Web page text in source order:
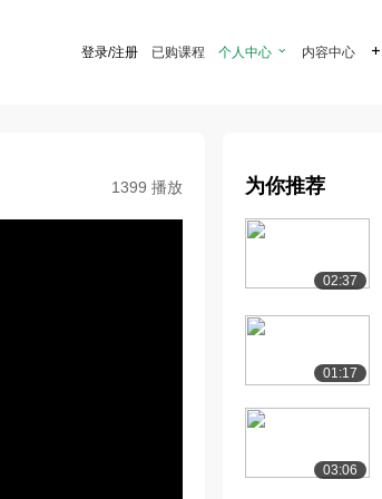
登录/注册 已购课程 个人中心  内容中心 
1399 播放 为你推荐
02:37
01:17
03:06